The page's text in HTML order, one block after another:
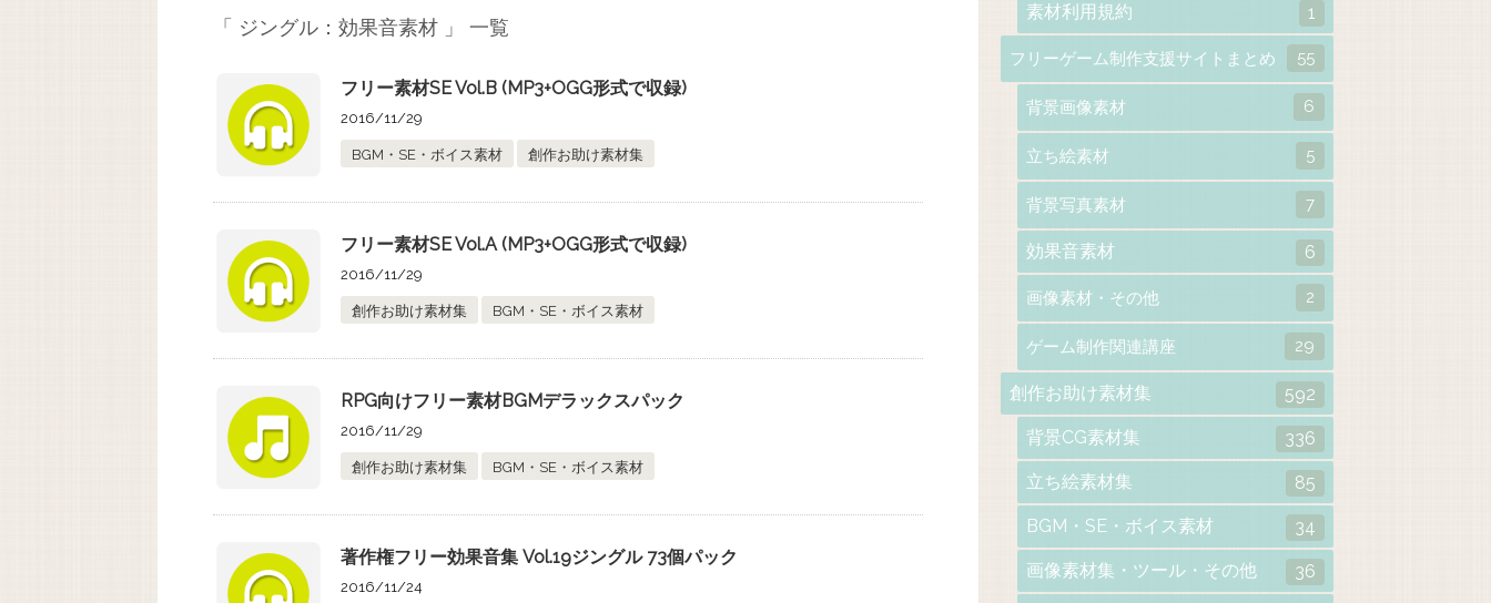
「 ジングル：効果音素材 」 一覧
フリー素材SE Vol.B (MP3+OGG形式で収録)
2016/11/29
BGM・SE・ボイス素材 創作お助け素材集
フリー素材SE Vol.A (MP3+OGG形式で収録)
2016/11/29
創作お助け素材集 BGM・SE・ボイス素材
RPG向けフリー素材BGMデラックスパック
2016/11/29
創作お助け素材集 BGM・SE・ボイス素材
著作権フリー効果音集 Vol.19ジングル 73個パック
2016/11/24
素材利用規約 1
フリーゲーム制作支援サイトまとめ 55
背景画像素材 6
立ち絵素材 5
背景写真素材 7
効果音素材 6
画像素材・その他 2
ゲーム制作関連講座 29
創作お助け素材集 592
背景CG素材集 336
立ち絵素材集 85
BGM・SE・ボイス素材 34
画像素材集・ツール・その他 36